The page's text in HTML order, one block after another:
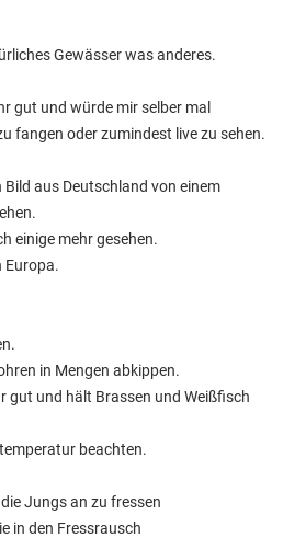
Gewässer was anderes.
gut und würde mir selber mal
fangen oder zumindest live zu sehen.
Bild aus Deutschland von einem
einige mehr gesehen.
Europa.
in Mengen abkippen.
gut und hält Brassen und Weißfisch
beachten.
Jungs an zu fressen
in den Fressrausch